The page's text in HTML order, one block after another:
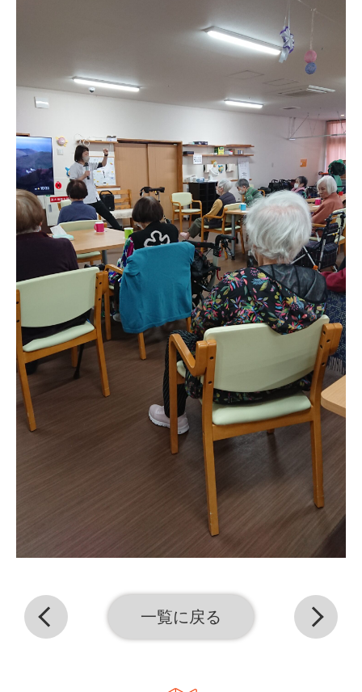
一覧に戻る